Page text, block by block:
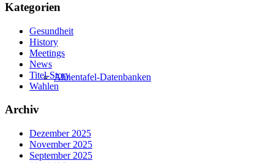
Ahnentafel-Datenbanken
Kategorien
Gesundheit
History
Meetings
News
Titel-Story
Wahlen
Archiv
Dezember 2025
November 2025
September 2025